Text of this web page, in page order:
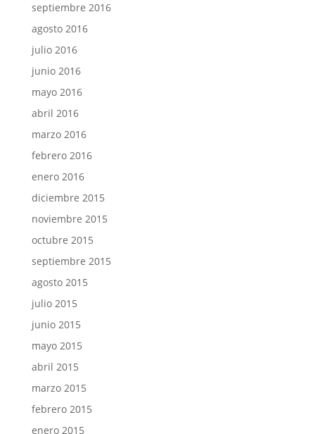
septiembre 2016
agosto 2016
julio 2016
junio 2016
mayo 2016
abril 2016
marzo 2016
febrero 2016
enero 2016
diciembre 2015
noviembre 2015
octubre 2015
septiembre 2015
agosto 2015
julio 2015
junio 2015
mayo 2015
abril 2015
marzo 2015
febrero 2015
enero 2015